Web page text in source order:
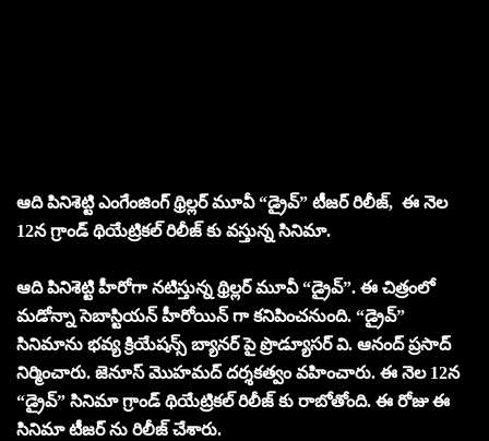
ఆది పినిశెట్టి ఎంగేంజింగ్ థ్రిల్లర్ మూవీ “డ్రైవ్” టీజర్ రిలీజ్, ఈ నెల
12న గ్రాండ్ థియేట్రికల్ రిలీజ్ కు వస్తున్న సినిమా.
ఆది పినిశెట్టి హీరోగా నటిస్తున్న థ్రిల్లర్ మూవీ “డ్రైవ్”. ఈ చిత్రంలో
మడోన్నా సెబాస్టియన్ హీరోయిన్ గా కనిపించనుంది. “డ్రైవ్”
సినిమాను భవ్య క్రియేషన్స్ బ్యానర్ పై ప్రొడ్యూసర్ వి. ఆనంద్ ప్రసాద్
నిర్మించారు. జెనూస్ మొహమద్ దర్శకత్వం వహించారు. ఈ నెల 12న
“డ్రైవ్” సినిమా గ్రాండ్ థియేట్రికల్ రిలీజ్ కు రాబోతోంది. ఈ రోజు ఈ
సినిమా టీజర్ ను రిలీజ్ చేశారు.